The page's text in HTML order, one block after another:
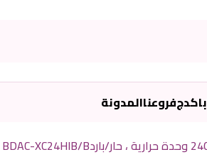
باكدجفروعناالمدونة